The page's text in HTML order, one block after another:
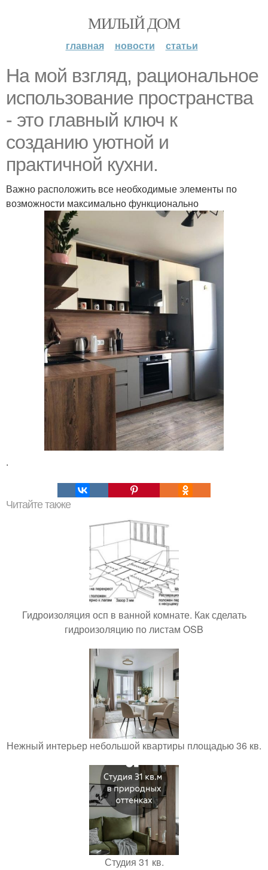
МИЛЫЙ ДОМ
главная новости статьи
На мой взгляд, рациональное
использование пространства
- это главный ключ к
созданию уютной и
практичной кухни.
Важно расположить все необходимые элементы по
возможности максимально функционально
.
Читайте также
Гидроизоляция осп в ванной комнате. Как сделать
гидроизоляцию по листам OSB
Нежный интерьер небольшой квартиры площадью 36 кв.
Студия 31 кв.